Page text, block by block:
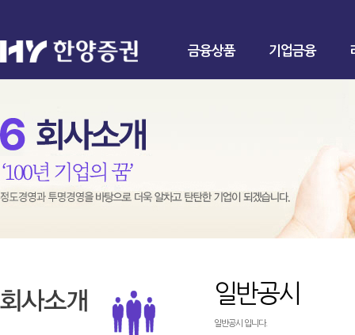
금융상품 기업금융
일반공시
일반공시 입니다.